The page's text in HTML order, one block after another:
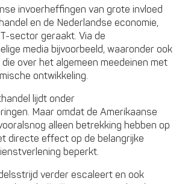
invoerheffingen van grote invloed
en de Nederlandse economie,
sector geraakt. Via de
media bijvoorbeeld, waaronder ook
over het algemeen meedeinen met
ontwikkeling.
lijdt onder
Maar omdat de Amerikaanse
alleen betrekking hebben op
directe effect op de belangrijke
beperkt.
verder escaleert en ook